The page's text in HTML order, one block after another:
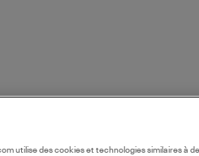
utilise des cookies et technologies similaires à